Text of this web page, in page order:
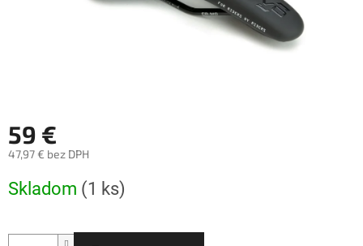
59 €
47,97 € bez DPH
cena:
Skladom (1 ks)